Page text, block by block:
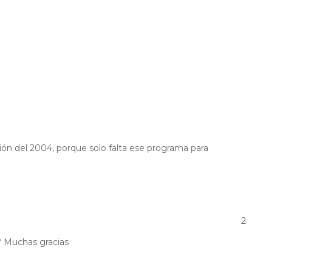
del 2004, porque solo falta ese programa para
Muchas gracias
2